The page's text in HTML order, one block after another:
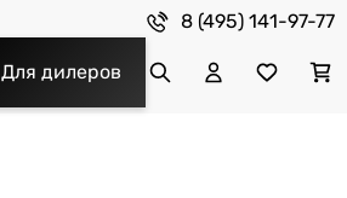
8 (495) 141-97-77
Для дилеров